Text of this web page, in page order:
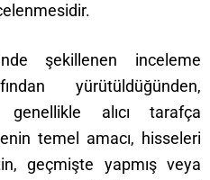
şekillenen inceleme
yürütüldüğünden,
alıcı tarafça
temel amacı, hisseleri
geçmişte yapmış veya